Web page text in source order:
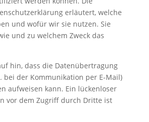
erläutert, welche
und wofür wir sie nutzen. Sie
und zu welchem Zweck das
hin, dass die Datenübertragung
bei der Kommunikation per E-Mail)
aufweisen kann. Ein lückenloser
vor dem Zugriff durch Dritte ist